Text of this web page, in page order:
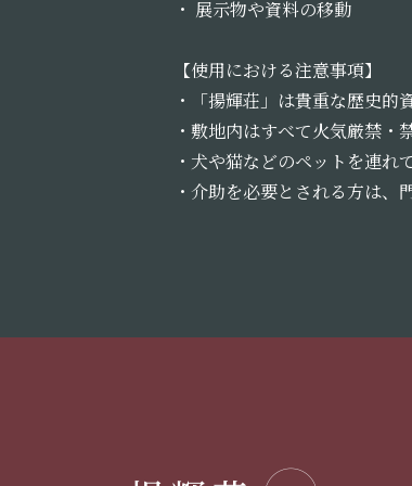
・ 展示物や資料の移動
【使用における注意事項】
・「揚輝荘」は貴重な歴史
・敷地内はすべて火気厳禁・
・犬や猫などのペットを連れ
・介助を必要とされる方は、